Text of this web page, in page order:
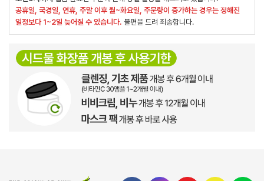
공휴일, 국경일, 연휴, 주말 이후 월~화요일, 주문량이 증가하는 경우는 정해진
일정보다 1~2일 늦어질 수 있습니다. 불편을 드려 죄송합니다.